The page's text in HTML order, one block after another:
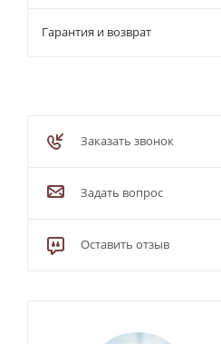
Гарантия и возврат
Заказать звонок
Задать вопрос
Оставить отзыв